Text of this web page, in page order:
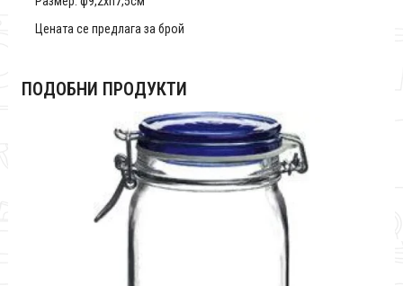
Цената се предлага за брой
ПОДОБНИ ПРОДУКТИ